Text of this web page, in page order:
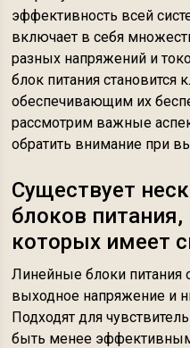
эффективность всей
включает в себя
разных напряжений и
блок питания
обеспечивающим их
рассмотрим важные
обратить внимание при
Существует
блоков
которых имеет
Линейные блоки питания
выходное напряжение и
Подходят для
быть менее